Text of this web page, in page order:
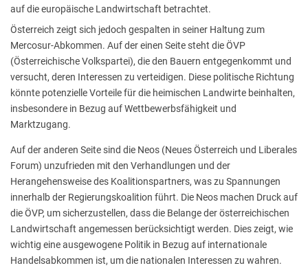
auf die europäische Landwirtschaft betrachtet.
Österreich zeigt sich jedoch gespalten in seiner Haltung zum
Mercosur-Abkommen. Auf der einen Seite steht die ÖVP
(Österreichische Volkspartei), die den Bauern entgegenkommt und
versucht, deren Interessen zu verteidigen. Diese politische Richtung
könnte potenzielle Vorteile für die heimischen Landwirte beinhalten,
insbesondere in Bezug auf Wettbewerbsfähigkeit und
Marktzugang.
Auf der anderen Seite sind die Neos (Neues Österreich und Liberales
Forum) unzufrieden mit den Verhandlungen und der
Herangehensweise des Koalitionspartners, was zu Spannungen
innerhalb der Regierungskoalition führt. Die Neos machen Druck auf
die ÖVP, um sicherzustellen, dass die Belange der österreichischen
Landwirtschaft angemessen berücksichtigt werden. Dies zeigt, wie
wichtig eine ausgewogene Politik in Bezug auf internationale
Handelsabkommen ist, um die nationalen Interessen zu wahren.